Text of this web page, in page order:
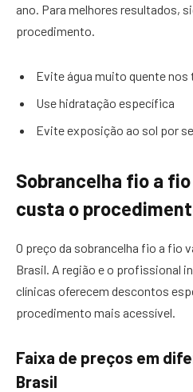
ano. Para melhores resultados,
procedimento.
Evite água muito quente
Use hidratação específica
Evite exposição ao sol por
Sobrancelha fio a
custa o
O preço da sobrancelha fio a fio
Brasil. A região e o profissional
clínicas oferecem descontos
procedimento mais acessível.
Faixa de preços em
Brasil